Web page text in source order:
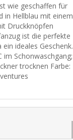
wie geschaffen für
in Hellblau mit einem
Druckknöpfen
ist die perfekte
ideales Geschenk.
im Schonwaschgang;
trocknen Farbe: